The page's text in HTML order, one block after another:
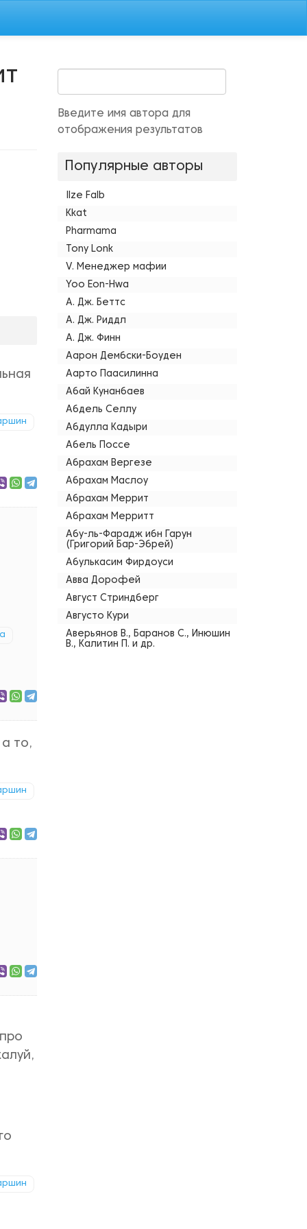
то,
Введите имя автора для
отображения результатов
Популярные авторы
Ilze Falb
Kkat
Pharmama
Tony Lonk
V. Менеджер мафии
Yoo Eon-Hwa
А. Дж. Беттс
А. Дж. Риддл
А. Дж. Финн
Аарон Дембски-Боуден
Аарто Паасилинна
Абай Кунанбаев
Абдель Селлу
Абдулла Кадыри
Абель Поссе
Абрахам Вергезе
Абрахам Маслоу
Абрахам Меррит
Абрахам Мерритт
Абу-ль-Фарадж ибн Гарун
(Григорий Бар-Эбрей)
Абулькасим Фирдоуси
Авва Дорофей
Август Стриндберг
Августо Кури
Аверьянов В., Баранов С., Инюшин
В., Калитин П. и др.